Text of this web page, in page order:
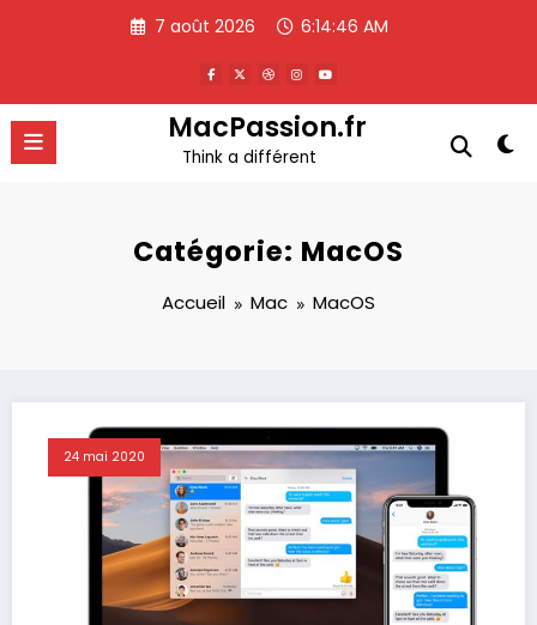
7 août 2026 6:14:47 AM
MacPassion.fr
Think a différent
Catégorie: MacOS
Accueil Mac MacOS
24 mai 2020